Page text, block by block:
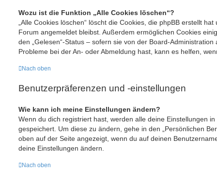
Wozu ist die Funktion „Alle Cookies löschen“?
„Alle Cookies löschen“ löscht die Cookies, die phpBB erstellt
Forum angemeldet bleibst. Außerdem ermöglichen Cookies
den „Gelesen“-Status – sofern sie von der Board-
Probleme bei der An- oder Abmeldung hast, kann es helfen,
Nach oben
Benutzerpräferenzen und -einstellungen
Wie kann ich meine Einstellungen ändern?
Wenn du dich registriert hast, werden alle deine Einstellungen
gespeichert. Um diese zu ändern, gehe in den „Persönlichen
oben auf der Seite angezeigt, wenn du auf deinen
deine Einstellungen ändern.
Nach oben